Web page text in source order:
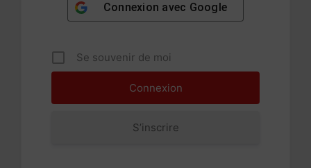
Connexion avec Google
Se souvenir de moi
S’inscrire